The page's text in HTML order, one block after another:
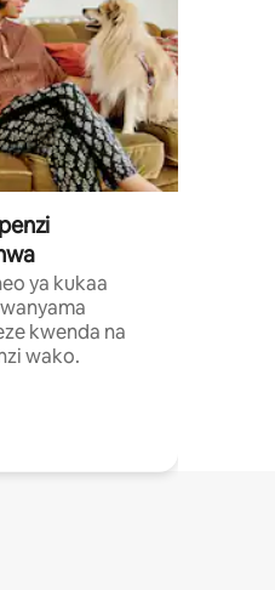
ya kukaa
kwenda na
wako.